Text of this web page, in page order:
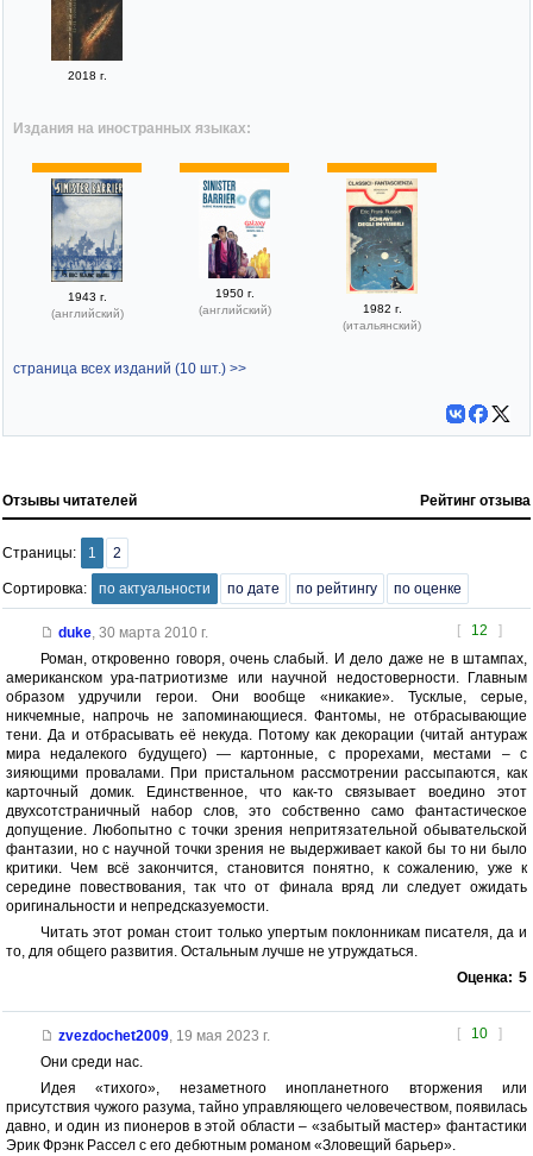
2018 г.
Издания на иностранных языках:
1943 г.
(английский)
1950 г.
(английский)
1982 г.
(итальянский)
страница всех изданий (10 шт.) >>
Отзывы читателей Рейтинг отзыва
Страницы: 1 2
Сортировка: по актуальности по дате по рейтингу по оценке
[ 12 ]
duke, 30 марта 2010 г.
Роман, откровенно говоря, очень слабый. И дело даже не в штампах,
американском ура-патриотизме или научной недостоверности. Главным
образом удручили герои. Они вообще «никакие». Тусклые, серые,
никчемные, напрочь не запоминающиеся. Фантомы, не отбрасывающие
тени. Да и отбрасывать её некуда. Потому как декорации (читай антураж
мира недалекого будущего) — картонные, с прорехами, местами – с
зияющими провалами. При пристальном рассмотрении рассыпаются, как
карточный домик. Единственное, что как-то связывает воедино этот
двухсотстраничный набор слов, это собственно само фантастическое
допущение. Любопытно с точки зрения непритязательной обывательской
фантазии, но с научной точки зрения не выдерживает какой бы то ни было
критики. Чем всё закончится, становится понятно, к сожалению, уже к
середине повествования, так что от финала вряд ли следует ожидать
оригинальности и непредсказуемости.
Читать этот роман стоит только упертым поклонникам писателя, да и
то, для общего развития. Остальным лучше не утруждаться.
Оценка: 5
[ 10 ]
zvezdochet2009, 19 мая 2023 г.
Они среди нас.
Идея «тихого», незаметного инопланетного вторжения или
присутствия чужого разума, тайно управляющего человечеством, появилась
давно, и один из пионеров в этой области – «забытый мастер» фантастики
Эрик Фрэнк Рассел с его дебютным романом «Зловещий барьер».